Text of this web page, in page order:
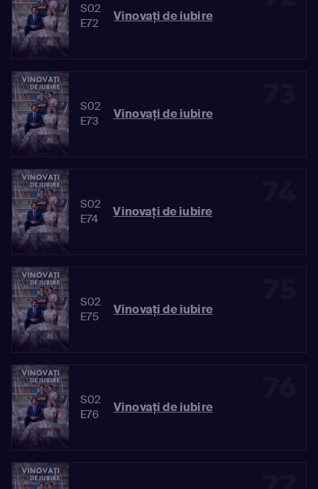
S02
E72
Vinovaţi de iubire
S02
E73
Vinovaţi de iubire
S02
E74
Vinovaţi de iubire
S02
E75
Vinovaţi de iubire
S02
E76
Vinovaţi de iubire